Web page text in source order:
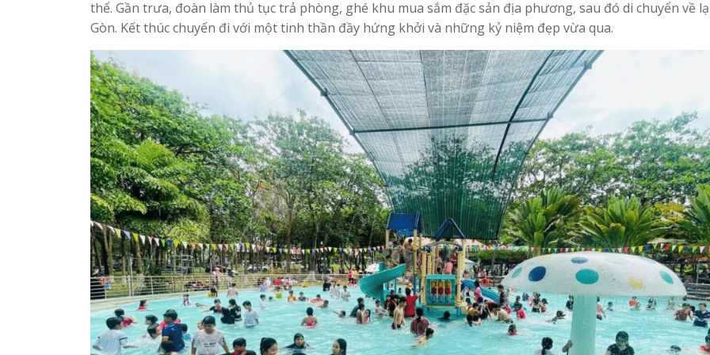
thể. Gần trưa, đoàn làm thủ tục trả phòng, ghé khu mua sắm đặc sản địa phương, sau đó di chuyển về
Gòn. Kết thúc chuyến đi với một tinh thần đầy hứng khởi và những kỷ niệm đẹp vừa qua.